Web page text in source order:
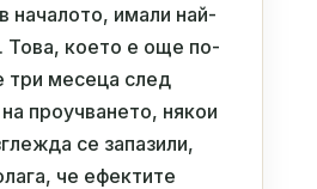
началото, имали най-
Това, което е още по-
три месеца след
проучването, някои
се запазили,
че ефектите